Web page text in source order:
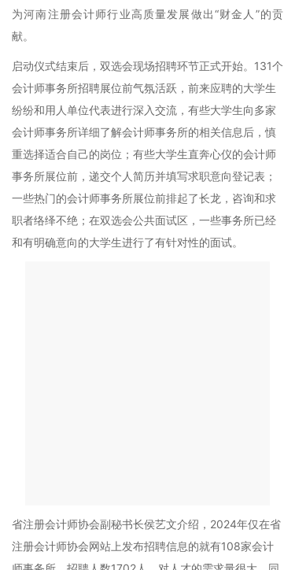
为河南注册会计师行业高质量发展做出“财金人”的贡
献。
启动仪式结束后，双选会现场招聘环节正式开始。131个
会计师事务所招聘展位前气氛活跃，前来应聘的大学生
纷纷和用人单位代表进行深入交流，有些大学生向多家
会计师事务所详细了解会计师事务所的相关信息后，慎
重选择适合自己的岗位；有些大学生直奔心仪的会计师
事务所展位前，递交个人简历并填写求职意向登记表；
一些热门的会计师事务所展位前排起了长龙，咨询和求
职者络绎不绝；在双选会公共面试区，一些事务所已经
和有明确意向的大学生进行了有针对性的面试。
省注册会计师协会副秘书长侯艺文介绍，2024年仅在省
注册会计师协会网站上发布招聘信息的就有108家会计